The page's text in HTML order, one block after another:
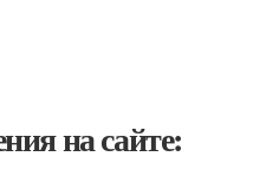
на сайте: